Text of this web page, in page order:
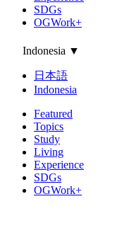
SDGs
OGWork+
Indonesia ▼
日本語
Indonesia
Featured
Topics
Study
Living
Experience
SDGs
OGWork+